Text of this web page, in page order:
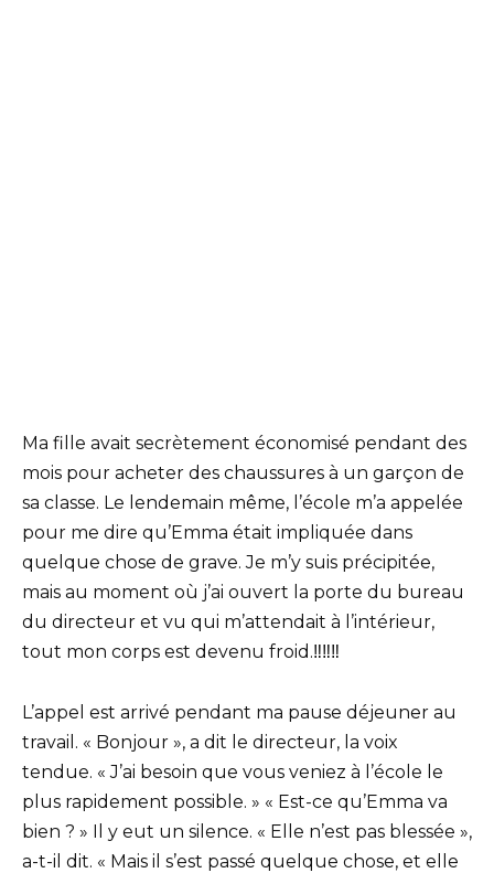
Ma fille avait secrètement économisé pendant des
mois pour acheter des chaussures à un garçon de
sa classe. Le lendemain même, l’école m’a appelée
pour me dire qu’Emma était impliquée dans
quelque chose de grave. Je m’y suis précipitée,
mais au moment où j’ai ouvert la porte du bureau
du directeur et vu qui m’attendait à l’intérieur,
tout mon corps est devenu froid.‼️‼️‼️
L’appel est arrivé pendant ma pause déjeuner au
travail. « Bonjour », a dit le directeur, la voix
tendue. « J’ai besoin que vous veniez à l’école le
plus rapidement possible. » « Est-ce qu’Emma va
bien ? » Il y eut un silence. « Elle n’est pas blessée »,
a-t-il dit. « Mais il s’est passé quelque chose, et elle